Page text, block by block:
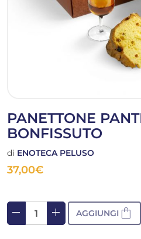
PANETTONE
BONFISSUTO
di ENOTECA PELUSO
37,00€
remove add AGGIUNGI shopping_bag